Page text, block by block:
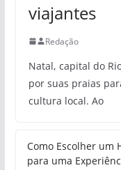
viajantes
Redação
Natal, capital do
por suas praias
cultura local. Ao
Como Escolher um
para uma